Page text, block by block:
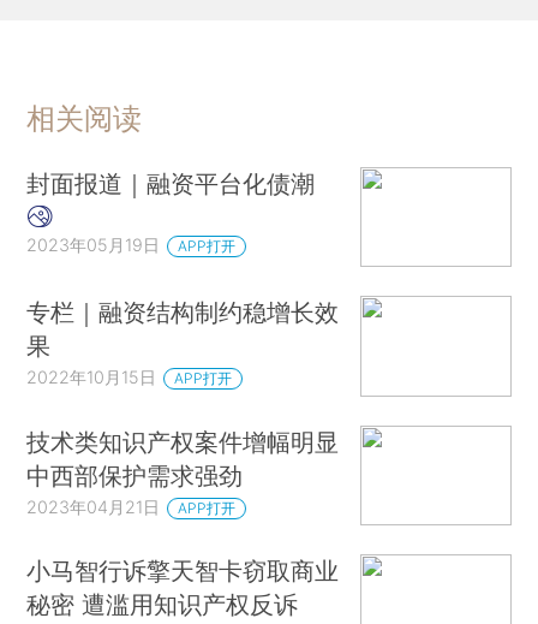
相关阅读
封面报道｜融资平台化债潮
2023年05月19日 APP打开
专栏｜融资结构制约稳增长效
果
2022年10月15日 APP打开
技术类知识产权案件增幅明显
中西部保护需求强劲
2023年04月21日 APP打开
小马智行诉擎天智卡窃取商业
秘密 遭滥用知识产权反诉